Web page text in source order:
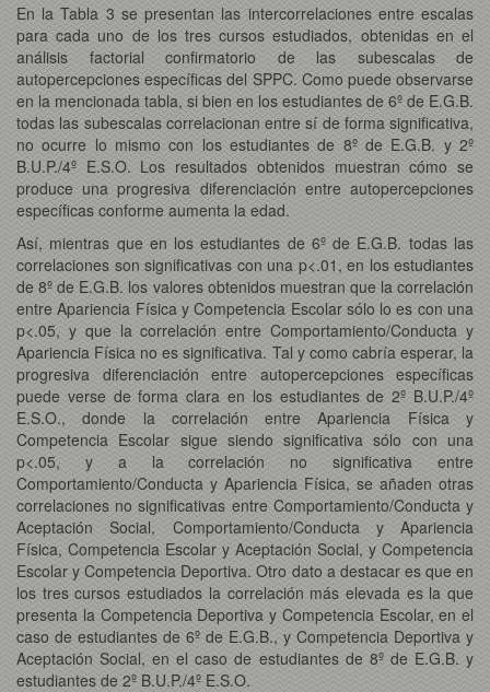
En la Tabla 3 se presentan las intercorrelaciones entre escalas
para cada uno de los tres cursos estudiados, obtenidas en el
análisis factorial confirmatorio de las subescalas de
autopercepciones específicas del SPPC. Como puede observarse
en la mencionada tabla, si bien en los estudiantes de 6º de E.G.B.
todas las subescalas correlacionan entre sí de forma significativa,
no ocurre lo mismo con los estudiantes de 8º de E.G.B. y 2º
B.U.P./4º E.S.O. Los resultados obtenidos muestran cómo se
produce una progresiva diferenciación entre autopercepciones
específicas conforme aumenta la edad.
Así, mientras que en los estudiantes de 6º de E.G.B. todas las
correlaciones son significativas con una p<.01, en los estudiantes
de 8º de E.G.B. los valores obtenidos muestran que la correlación
entre Apariencia Física y Competencia Escolar sólo lo es con una
p<.05, y que la correlación entre Comportamiento/Conducta y
Apariencia Física no es significativa. Tal y como cabría esperar, la
progresiva diferenciación entre autopercepciones específicas
puede verse de forma clara en los estudiantes de 2º B.U.P./4º
E.S.O., donde la correlación entre Apariencia Física y
Competencia Escolar sigue siendo significativa sólo con una
p<.05, y a la correlación no significativa entre
Comportamiento/Conducta y Apariencia Física, se añaden otras
correlaciones no significativas entre Comportamiento/Conducta y
Aceptación Social, Comportamiento/Conducta y Apariencia
Física, Competencia Escolar y Aceptación Social, y Competencia
Escolar y Competencia Deportiva. Otro dato a destacar es que en
los tres cursos estudiados la correlación más elevada es la que
presenta la Competencia Deportiva y Competencia Escolar, en el
caso de estudiantes de 6º de E.G.B., y Competencia Deportiva y
Aceptación Social, en el caso de estudiantes de 8º de E.G.B. y
estudiantes de 2º B.U.P./4º E.S.O.